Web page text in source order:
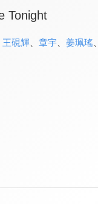
Tonight
王硯輝、 章宇、 姜珮瑤、